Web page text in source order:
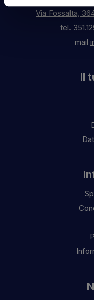
Via Fossalta,
tel.
mail
Il